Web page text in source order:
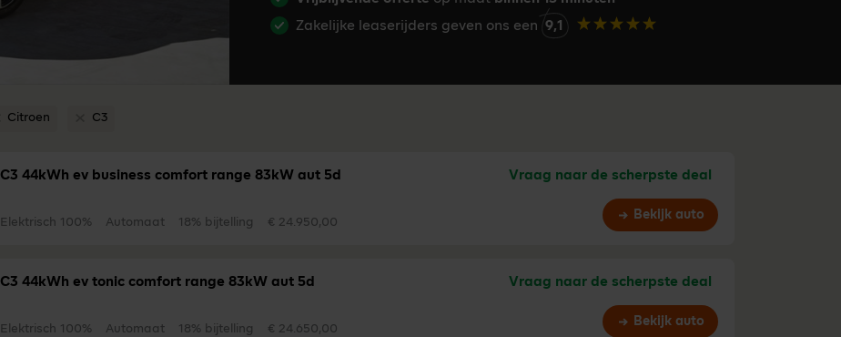
Zakelijke leaserijders geven ons een 9,1
Verwijder filter Citroen
Citroen Verwijder filter C3
C3
C3 44kWh ev business comfort range 83kW aut 5d
Elektrisch 100% Automaat 18% bijtelling € 24.950,00
Vraag naar de scherpste deal
Bekijk auto
C3 44kWh ev tonic comfort range 83kW aut 5d
Elektrisch 100% Automaat 18% bijtelling € 24.650,00
Vraag naar de scherpste deal
Bekijk auto